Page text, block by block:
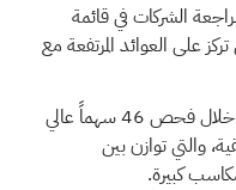
الشركات في قائمة
تركز على العوائد المرتفعة مع
خلال فحص
46 سهماً عالي
والتي توازن بين
كبيرة.